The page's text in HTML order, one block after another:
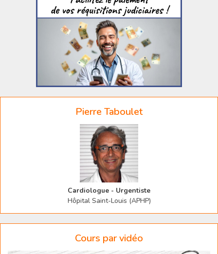
Pierre Taboulet
Cardiologue - Urgentiste
Hôpital Saint-Louis (APHP)
Cours par vidéo